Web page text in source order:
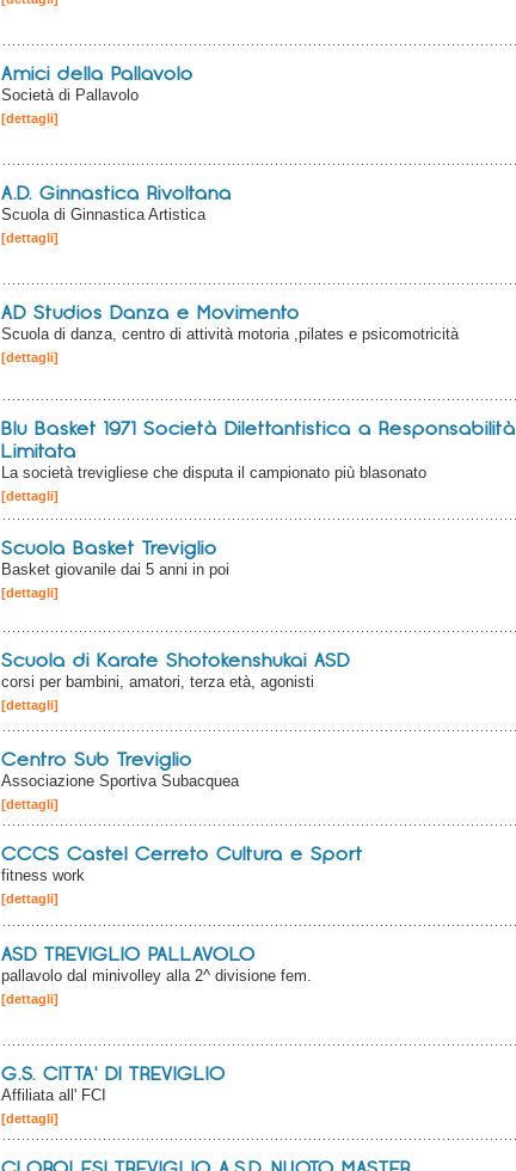
Amici della Pallavolo
Società di Pallavolo
[dettagli]
A.D. Ginnastica Rivoltana
Scuola di Ginnastica Artistica
[dettagli]
AD Studios Danza e Movimento
Scuola di danza, centro di attività motoria ,pilates e psicomotricità
[dettagli]
Blu Basket 1971 Società Dilettantistica a Responsabilità
Limitata
La società trevigliese che disputa il campionato più blasonato
[dettagli]
Scuola Basket Treviglio
Basket giovanile dai 5 anni in poi
[dettagli]
Scuola di Karate Shotokenshukai ASD
corsi per bambini, amatori, terza età, agonisti
[dettagli]
Centro Sub Treviglio
Associazione Sportiva Subacquea
[dettagli]
CCCS Castel Cerreto Cultura e Sport
fitness work
[dettagli]
ASD TREVIGLIO PALLAVOLO
pallavolo dal minivolley alla 2^ divisione fem.
[dettagli]
G.S. CITTA' DI TREVIGLIO
Affiliata all' FCI
[dettagli]